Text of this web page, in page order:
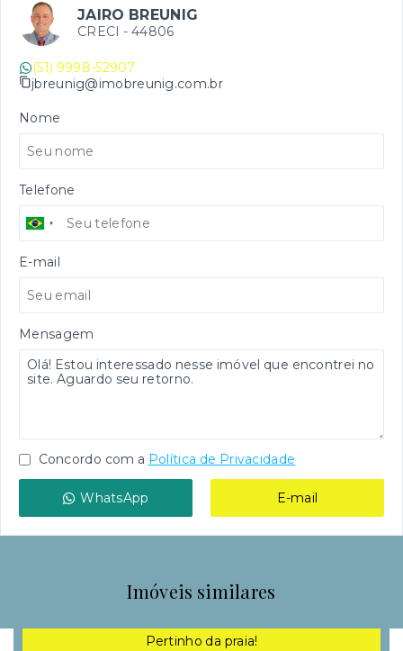
JAIRO BREUNIG
CRECI - 44806
(51) 9998-52907
jbreunig@imobreunig.com.br
Nome
Telefone
E-mail
Mensagem
Concordo com a Política de Privacidade
WhatsApp E-mail
Imóveis similares
Pertinho da praia!